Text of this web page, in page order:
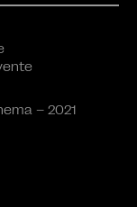
– 2021